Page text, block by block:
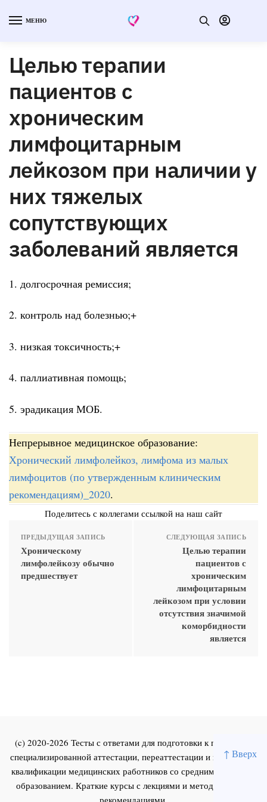
↑ Вверх
МЕНЮ
Целью терапии
пациентов с
хроническим
лимфоцитарным
лейкозом при наличии у
них тяжелых
сопутствующих
заболеваний является
1. долгосрочная ремиссия;
2. контроль над болезнью;+
3. низкая токсичность;+
4. паллиативная помощь;
5. эрадикация МОБ.
Непрерывное медицинское образование:
Хронический лимфолейкоз, лимфома из малых
лимфоцитов (по утвержденным клиническим
рекомендациям)_2020.
Поделитесь с коллегами ссылкой на наш сайт
ПРЕДЫДУЩАЯ ЗАПИСЬ
Хроническому
лимфолейкозу обычно
предшествует
СЛЕДУЮЩАЯ ЗАПИСЬ
Целью терапии
пациентов с
хроническим
лимфоцитарным
лейкозом при условии
отсутствия значимой
коморбидности
является
(c) 2020-2026 Тесты с ответами для подготовки к первичной
специализированной аттестации, переаттестации и повышения
квалификации медицинских работников со средним и высшим
образованием. Краткие курсы с лекциями и методическими